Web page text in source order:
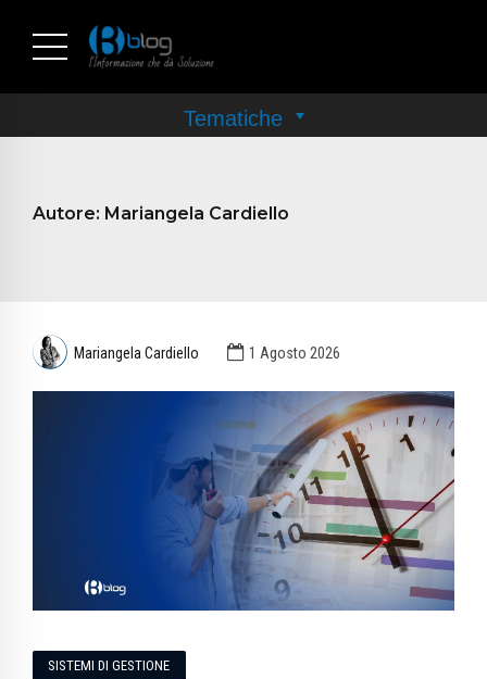
Autore: Mariangela Cardiello
Mariangela Cardiello 1 Agosto 2026
SISTEMI DI GESTIONE